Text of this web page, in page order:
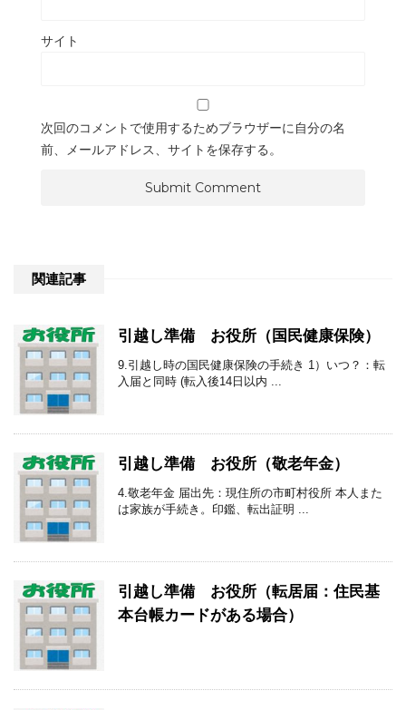
サイト
次回のコメントで使用するためブラウザーに自分の名
前、メールアドレス、サイトを保存する。
関連記事
引越し準備 お役所（国民健康保険）
9.引越し時の国民健康保険の手続き 1）いつ？：転
入届と同時 (転入後14日以内 ...
引越し準備 お役所（敬老年金）
4.敬老年金 届出先：現住所の市町村役所 本人また
は家族が手続き。印鑑、転出証明 ...
引越し準備 お役所（転居届：住民基
本台帳カードがある場合）